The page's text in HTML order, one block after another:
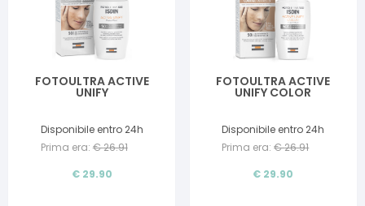
FOTOULTRA ACTIVE
UNIFY
Disponibile entro 24h
Prima era: €26.91
€ 29.90
FOTOULTRA ACTIVE
UNIFY COLOR
Disponibile entro 24h
Prima era: €26.91
€ 29.90